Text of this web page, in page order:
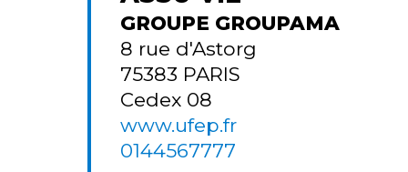
GROUPE GROUPAMA
8 rue d'Astorg
75383 PARIS
Cedex 08
www.ufep.fr
0144567777